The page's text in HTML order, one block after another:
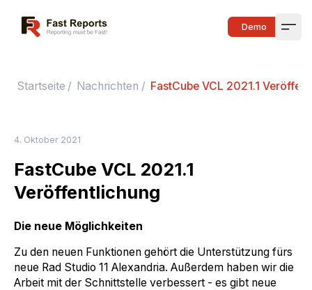
Fast Reports Demo
Startseite / Nachrichten / FastCube VCL 2021.1
4. Oktober 2021
FastCube VCL 2021.1
Veröffentlichung
Die neue Möglichkeiten
Zu den neuen Funktionen gehört die Unterstützung fürs
neue Rad Studio 11 Alexandria. Außerdem haben wir die
Arbeit mit der Schnittstelle verbessert - es gibt neue